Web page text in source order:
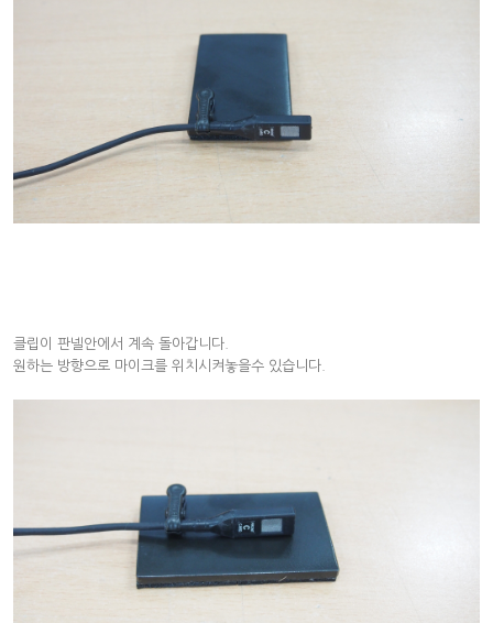
클립이 판넬안에서 계속 돌아갑니다.
원하는 방향으로 마이크를 위치시켜놓을수 있습니다.